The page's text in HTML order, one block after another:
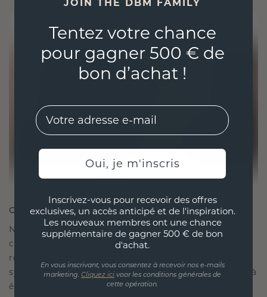
CRÉÉ POUR LA CONNEXION
Notre philosophie en matière de design est de
créer des liens, chaque pièce étant conçue pour
résister à l'épreuve du temps. Elle devient votre
symbole d'amour et de moments chéris, destinée à
être portée et chérie pour toujours.
JOIN THE DBM FAMILY
Tentez votre chance
pour gagner 500 € de
bon d’achat !
EMail
Oui, je m'inscris
Inscrivez-vous pour recevoir des offres
exclusives, un accès anticipé et de l'inspiration.
Les nouveaux membres ont une chance
supplémentaire de gagner 500 € de bon
d'achat.
En vous inscrivant, vous consentez à recevoir nos e-mails
marketing. Cliquez ici voor les conditions générales de
cette opération.